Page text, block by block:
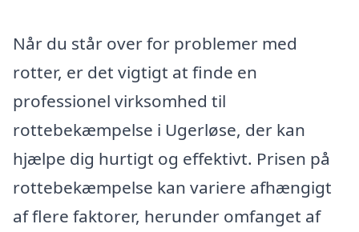
Når du står over for problemer med
rotter, er det vigtigt at finde en
professionel virksomhed til
rottebekæmpelse i Ugerløse, der kan
hjælpe dig hurtigt og effektivt. Prisen på
rottebekæmpelse kan variere afhængigt
af flere faktorer, herunder omfanget af